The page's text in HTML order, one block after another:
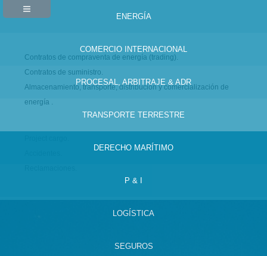
ENERGÍA
Contratos de compraventa de energía (trading).
Contratos de suministro.
Almacenamiento, transporte, distribución y comercialización de
energía .
COMERCIO INTERNACIONAL
PROCESAL, ARBITRAJE & ADR
TRANSPORTE TERRESTRE
DERECHO MARÍTIMO
P & I
LOGÍSTICA
SEGUROS